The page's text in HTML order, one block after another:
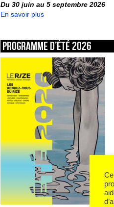
Du 30 juin au 5 septembre 2026
En savoir plus
Programme d’été 2026